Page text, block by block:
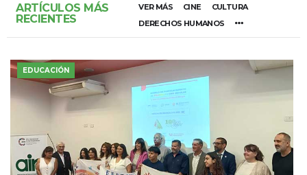
ARTÍCULOS MÁS
RECIENTES
VER MÁS CINE
CULTURA
DERECHOS HUMANOS
EDUCACIÓN